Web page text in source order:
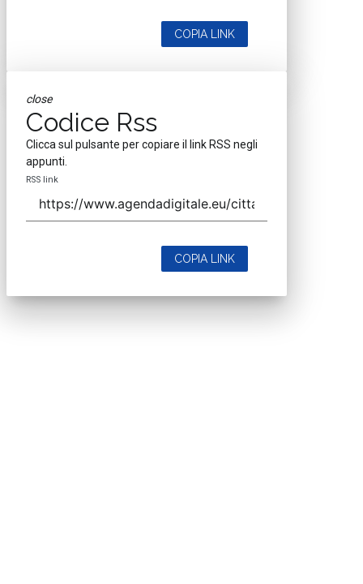
COPIA LINK
close
Codice Rss
Clicca sul pulsante per copiare il link RSS negli
appunti.
RSS link
COPIA LINK